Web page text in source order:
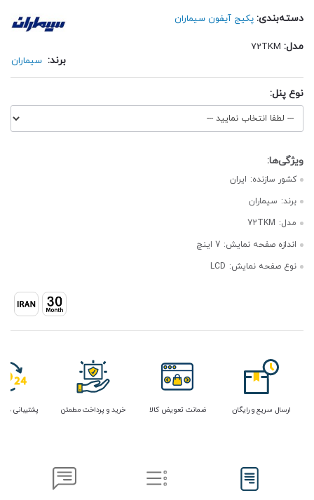
دسته‌بندی: پکیج آیفون سیماران
مدل:
برند: سیماران
نوع پنل:
کشور سازنده: ایران
برند: سیماران
مدل: 72TKM
اندازه صفحه نمایش: 7 اینچ
نوع صفحه نمایش: LCD
ارسال سریع و رایگان ضمانت تعویض کالا خرید و پرداخت مطمئن پشتیبانی